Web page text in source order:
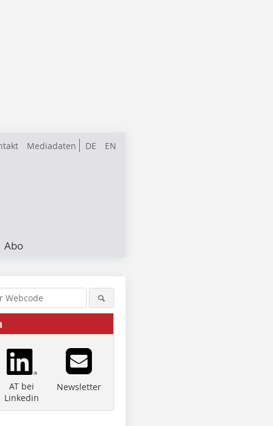
DE EN
Mediadaten
Abo
AT bei
Linkedin
Newsletter